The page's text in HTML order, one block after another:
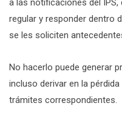
a las notificaciones del
regular y responder dentro
se les soliciten
No hacerlo puede generar
incluso derivar en la
trámites correspondientes.